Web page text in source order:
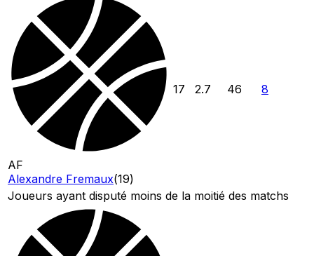
AF
Alexandre Fremaux(19)
17 2.7 46 8
Joueurs ayant disputé moins de la moitié des matchs